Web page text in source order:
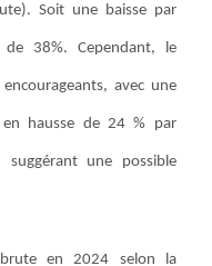
Soit une baisse par
38%. Cependant, le
avec une
hausse de 24 % par
une possible
en 2024 selon la